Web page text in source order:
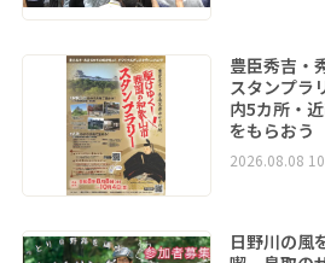
豊臣秀吉・
スタンプラ
内5カ所・
をもらおう
2026.08.08
日野川の風